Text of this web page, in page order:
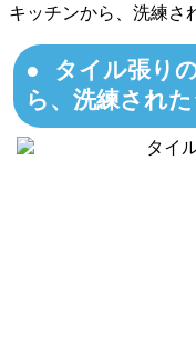
キッチンから、洗練さ
タイル張り
ら、洗練され